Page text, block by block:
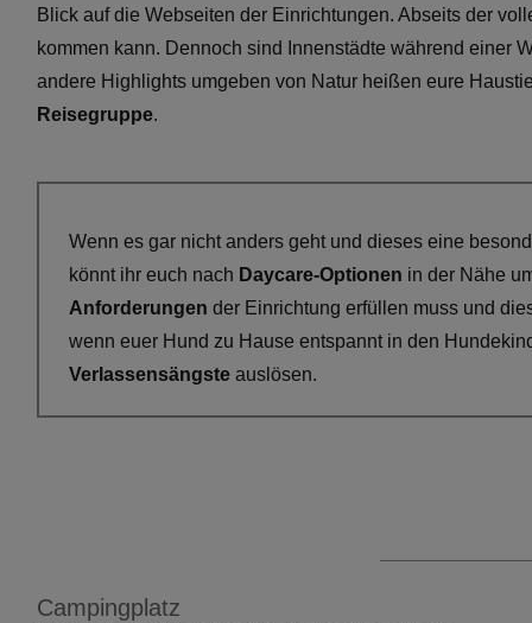
Blick auf die Webseiten der Einrichtungen. Abseits der
kommen kann. Dennoch sind Innenstädte während einer
andere Highlights umgeben von Natur heißen eure
Reisegruppe.
Wenn es gar nicht anders geht und dieses eine
könnt ihr euch nach Daycare-Optionen in der Nähe
Anforderungen der Einrichtung erfüllen muss und
wenn euer Hund zu Hause entspannt in den
Verlassensängste auslösen.
Campingplatz